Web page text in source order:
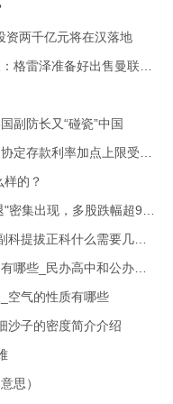
资两千亿元将在汉落地
副防长又“碰瓷”中国
的？
空气的性质有哪些
沙子的密度简介介绍
思）